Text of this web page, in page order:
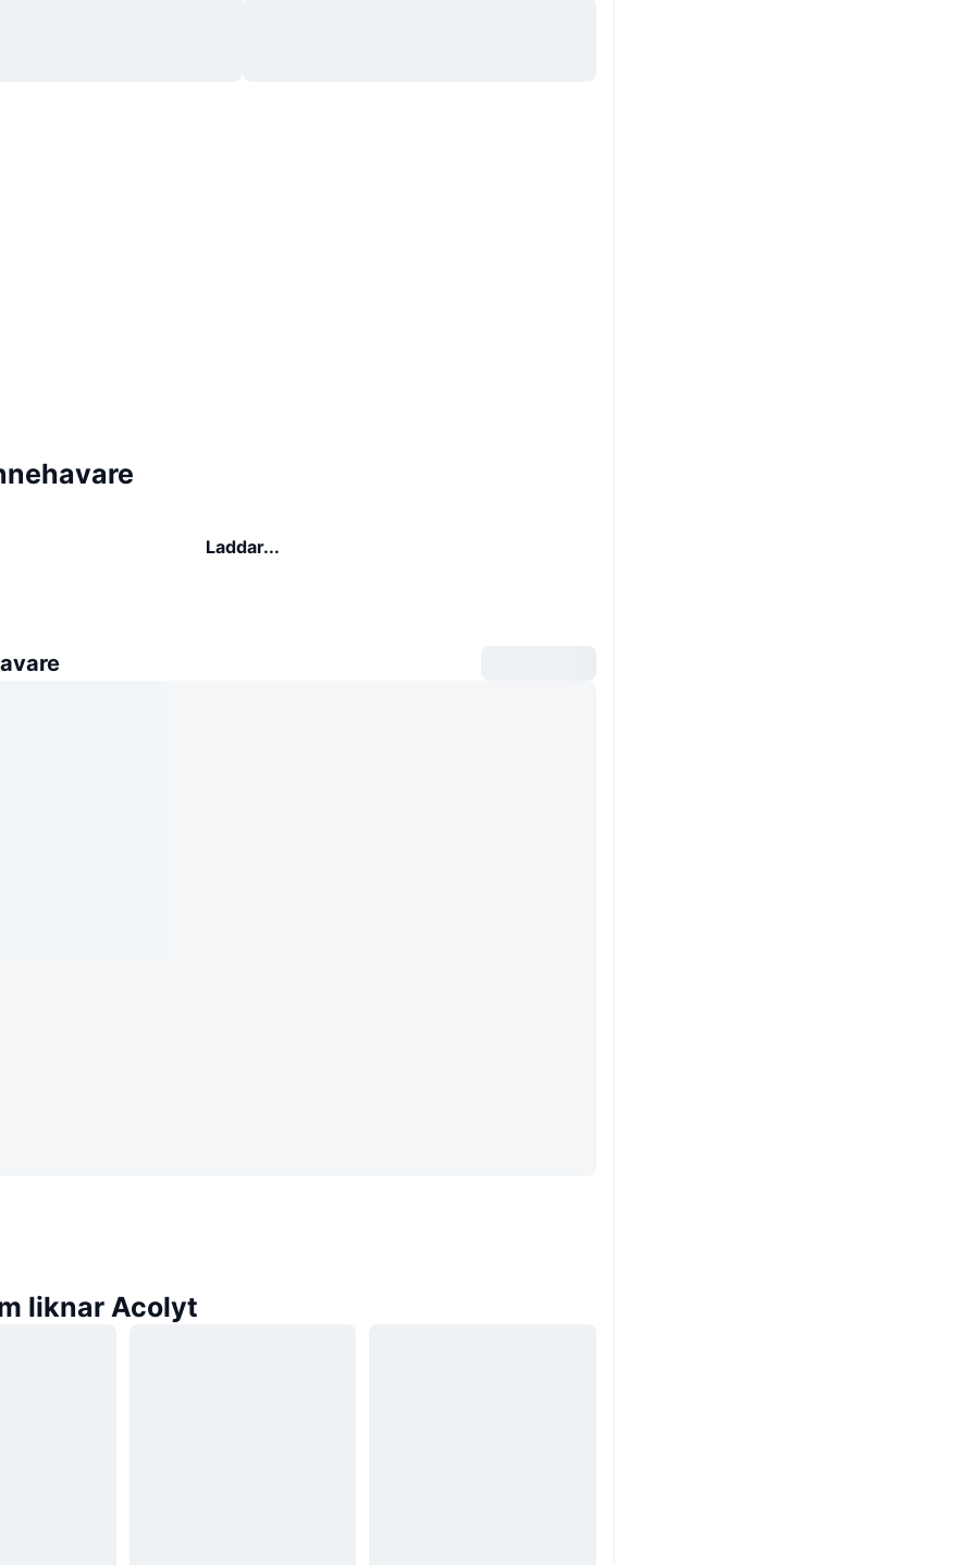
Laddar...
liknar Acolyt